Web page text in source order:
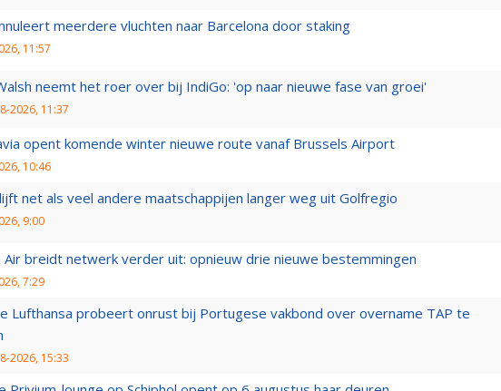
meerdere vluchten naar Barcelona door staking
11:57
neemt het roer over bij IndiGo: 'op naar nieuwe fase van groei'
2026, 11:37
opent komende winter nieuwe route vanaf Brussels Airport
10:46
net als veel andere maatschappijen langer weg uit Golfregio
9:00
Air breidt netwerk verder uit: opnieuw drie nieuwe bestemmingen
7:29
Lufthansa probeert onrust bij Portugese vakbond over overname TAP te
2026, 15:33